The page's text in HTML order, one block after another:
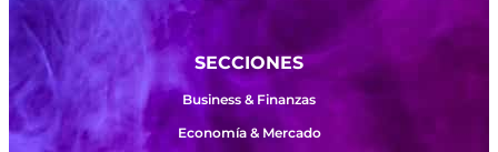
SECCIONES
Business & Finanzas
Economía & Mercado